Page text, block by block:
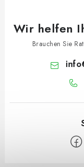
Wir helfen
Brauchen Sie
info